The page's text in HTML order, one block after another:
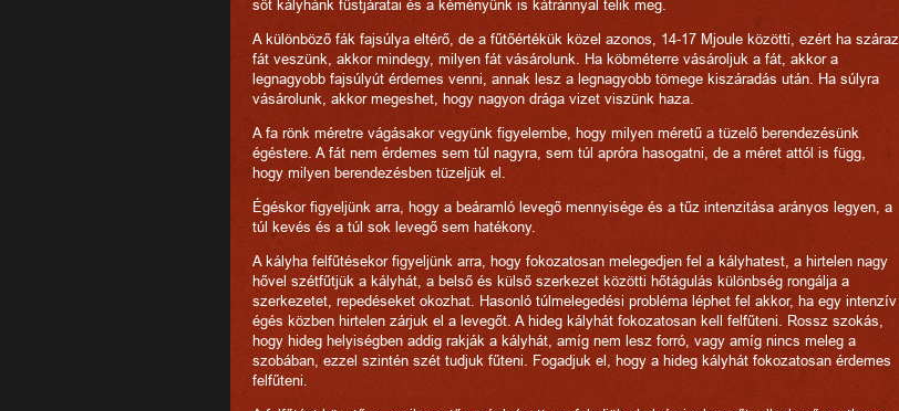
sőt kályhánk füstjáratai és a kéményünk is kátránnyal telik meg.
A különböző fák fajsúlya eltérő, de a fűtőértékük közel azonos, 14-17 Mjoule közötti, ezért ha száraz
fát veszünk, akkor mindegy, milyen fát vásárolunk. Ha köbméterre vásároljuk a fát, akkor a
legnagyobb fajsúlyút érdemes venni, annak lesz a legnagyobb tömege kiszáradás után. Ha súlyra
vásárolunk, akkor megeshet, hogy nagyon drága vizet viszünk haza.
A fa rönk méretre vágásakor vegyünk figyelembe, hogy milyen méretű a tüzelő berendezésünk
égéstere. A fát nem érdemes sem túl nagyra, sem túl apróra hasogatni, de a méret attól is függ,
hogy milyen berendezésben tüzeljük el.
Égéskor figyeljünk arra, hogy a beáramló levegő mennyisége és a tűz intenzitása arányos legyen, a
túl kevés és a túl sok levegő sem hatékony.
A kályha felfűtésekor figyeljünk arra, hogy fokozatosan melegedjen fel a kályhatest, a hirtelen nagy
hővel szétfűtjük a kályhát, a belső és külső szerkezet közötti hőtágulás különbség rongálja a
szerkezetet, repedéseket okozhat. Hasonló túlmelegedési probléma léphet fel akkor, ha egy intenzív
égés közben hirtelen zárjuk el a levegőt. A hideg kályhát fokozatosan kell felfűteni. Rossz szokás,
hogy hideg helyiségben addig rakják a kályhát, amíg nem lesz forró, vagy amíg nincs meleg a
szobában, ezzel szintén szét tudjuk fűteni. Fogadjuk el, hogy a hideg kályhát fokozatosan érdemes
felfűteni.